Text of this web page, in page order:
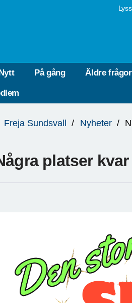
På gång Äldre
Freja Sundsvall Nyheter
platser